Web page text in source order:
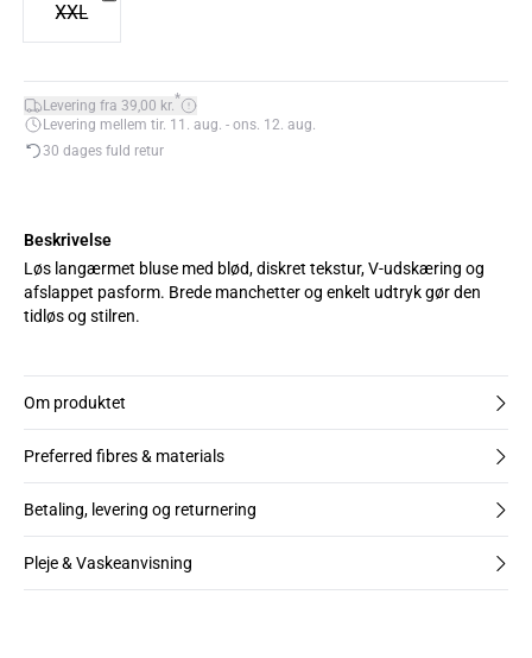
XXL
Levering fra 39,00 kr.*
Levering mellem tir. 11. aug. - ons. 12. aug.
30 dages fuld retur
Beskrivelse
Løs langærmet bluse med blød, diskret tekstur, V-udskæring og
afslappet pasform. Brede manchetter og enkelt udtryk gør den
tidløs og stilren.
Om produktet
Preferred fibres & materials
Betaling, levering og returnering
Pleje & Vaskeanvisning